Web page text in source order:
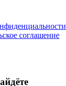
соглашение